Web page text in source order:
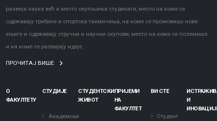
развија наука већ и место окупљања студената, место на коме се
одржавају трибине и спортска такмичења, на коме се промовишу нове
књиге и одржавају стручни и научни скупови, место на коме се полемише
и на коме се развијају идеје.
ПРОЧИТАЈ ВИШЕ
О
ФАКУЛТЕТУ
СТУДИЈЕ
Академски
СТУДЕНТСКИ
ЖИВОТ
ПРИЈЕМИ
НА
ФАКУЛТЕТ
ВИ СТЕ
Студент
И